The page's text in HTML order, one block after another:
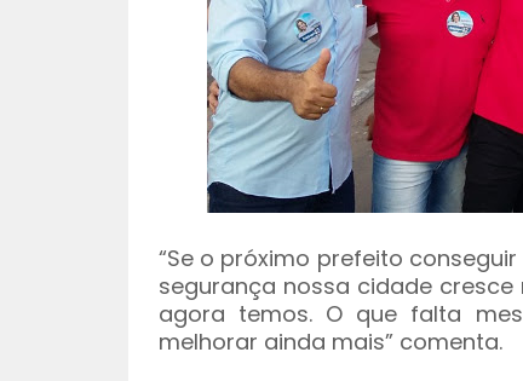
“Se o próximo prefeito
segurança nossa cidade
agora temos. O que falta
melhorar ainda mais” comenta.